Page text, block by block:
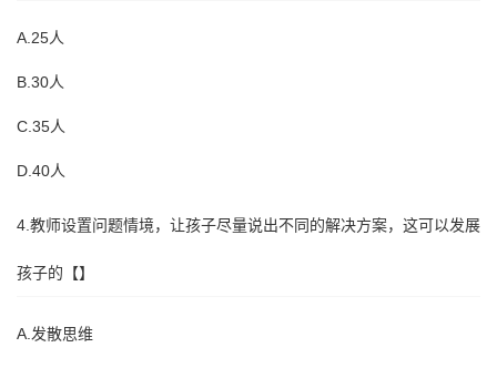
A.25人
B.30人
C.35人
D.40人
4.教师设置问题情境，让孩子尽量说出不同的解决方案，这可以发展
孩子的【】
A.发散思维